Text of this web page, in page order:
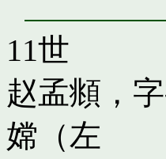
11世
赵孟頫，
嫦（左